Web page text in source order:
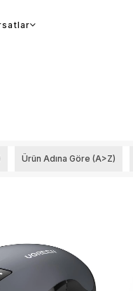
Ürün Adına Göre (A>Z)